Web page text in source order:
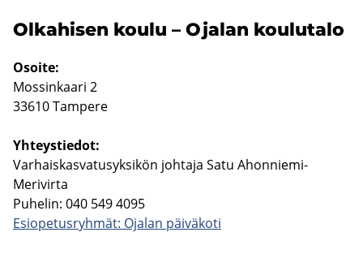
Ol­ka­hi­sen koulu – Oja­lan kou­lu­ta­lo
Osoi­te:
Mos­sin­kaa­ri 2
33610 Tam­pe­re
Yh­teys­tie­dot:
Var­hais­kas­va­tusyk­si­kön joh­ta­ja Satu Ahonniemi-​
Merivirta
Pu­he­lin: 040 549 4095
Esio­pe­tus­ryh­mät: Oja­lan päi­vä­ko­ti